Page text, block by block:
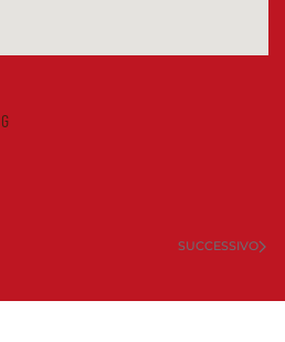
SUCCESSIVO